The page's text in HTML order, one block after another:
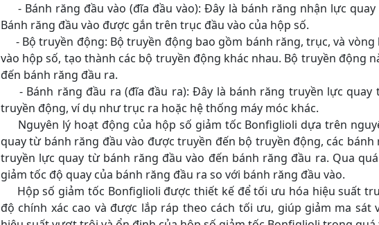
- Bánh răng đầu vào (đĩa đầu vào): Đây là bánh răng nhận lực
Bánh răng đầu vào được gắn trên trục đầu vào của hộp số.
- Bộ truyền động: Bộ truyền động bao gồm bánh răng, trục, và vòng
vào hộp số, tạo thành các bộ truyền động khác nhau. Bộ truyền động
đến bánh răng đầu ra.
- Bánh răng đầu ra (đĩa đầu ra): Đây là bánh răng truyền lực
truyền động, ví dụ như trục ra hoặc hệ thống máy móc khác.
Nguyên lý hoạt động của hộp số giảm tốc Bonfiglioli dựa trên
quay từ bánh răng đầu vào được truyền đến bộ truyền động, các
truyền lực quay từ bánh răng đầu vào đến bánh răng đầu ra. Qua
giảm tốc độ quay của bánh răng đầu ra so với bánh răng đầu vào.
Hộp số giảm tốc Bonfiglioli được thiết kế để tối ưu hóa hiệu suất
độ chính xác cao và được lắp ráp theo cách tối ưu, giúp giảm ma